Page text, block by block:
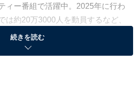
ィー番組で活躍中。2025年に行わ
は約20万3000人を動員するなど、
は思えない活躍をしています。
続きを読む